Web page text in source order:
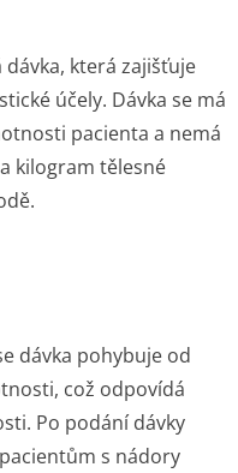
která zajišťuje
účely. Dávka se má
pacienta a nemá
kilogram tělesné
dávka pohybuje od
což odpovídá
Po podání dávky
s nádory